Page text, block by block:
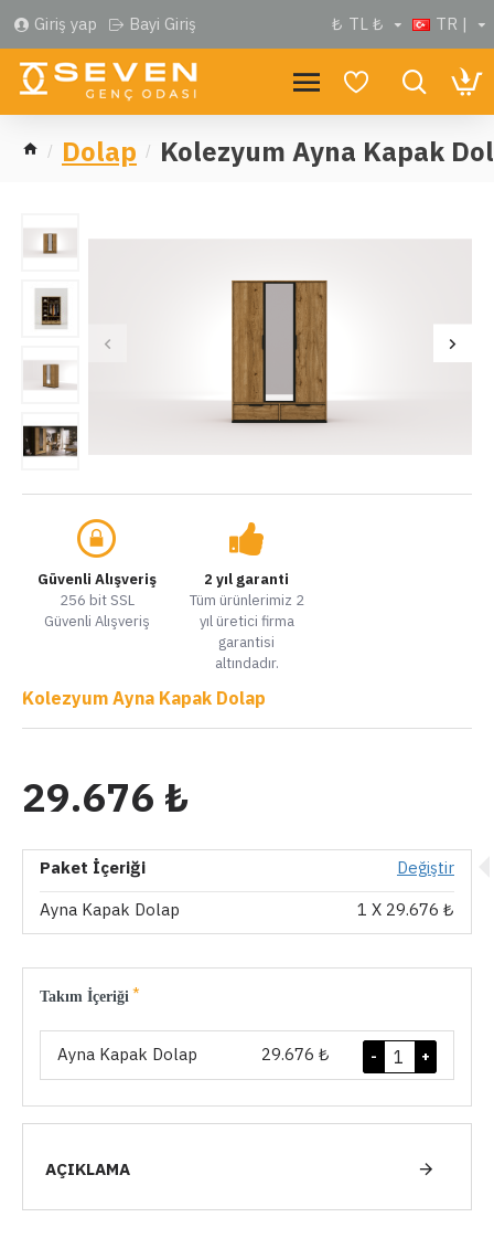
Giriş yap Bayi Giriş ₺ TL ₺ TR |
Dolap Kolezyum Ayna Kapak
Güvenli Alışveriş
256 bit SSL
Güvenli Alışveriş
2 yıl garanti
Tüm ürünlerimiz 2
yıl üretici firma
garantisi
altındadır.
Kolezyum Ayna Kapak Dolap
29.676 ₺
Paket İçeriği
Değiştir
Ayna Kapak Dolap
1 X 29.676 ₺
Takım İçeriği
Ayna Kapak Dolap 29.676 ₺ +
-
AÇIKLAMA